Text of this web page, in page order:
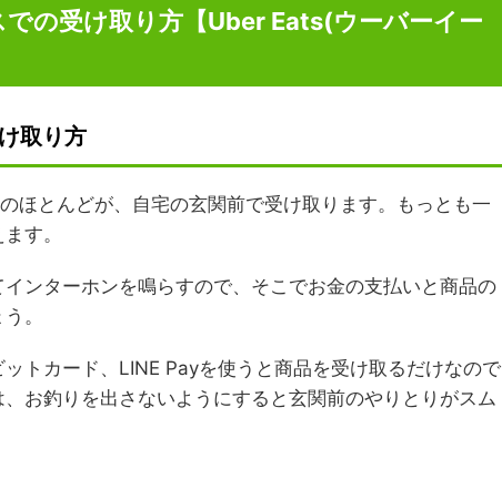
での受け取り方【Uber Eats(ウーバーイー
取り方
ほとんどが、自宅の玄関前で受け取ります。もっとも一
す。
ンターホンを鳴らすので、そこでお金の支払いと商品の
。
トカード、LINE Payを使うと商品を受け取るだけなので
お釣りを出さないようにすると玄関前のやりとりがスム